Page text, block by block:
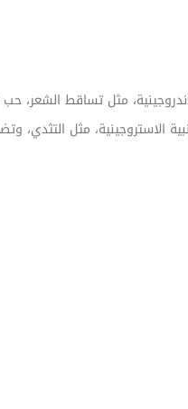
مثل تساقط الشعر،
مثل التثدي،